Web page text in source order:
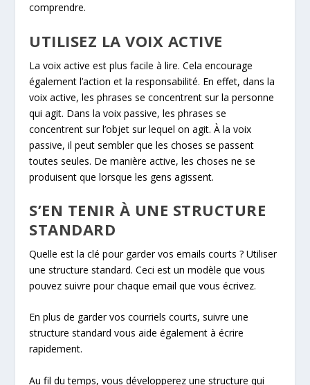
comprendre.
UTILISEZ LA VOIX ACTIVE
La voix active est plus facile à lire. Cela encourage
également l’action et la responsabilité. En effet, dans la
voix active, les phrases se concentrent sur la personne
qui agit. Dans la voix passive, les phrases se
concentrent sur l’objet sur lequel on agit. À la voix
passive, il peut sembler que les choses se passent
toutes seules. De manière active, les choses ne se
produisent que lorsque les gens agissent.
S’EN TENIR À UNE STRUCTURE
STANDARD
Quelle est la clé pour garder vos emails courts ? Utiliser
une structure standard. Ceci est un modèle que vous
pouvez suivre pour chaque email que vous écrivez.
En plus de garder vos courriels courts, suivre une
structure standard vous aide également à écrire
rapidement.
Au fil du temps, vous développerez une structure qui